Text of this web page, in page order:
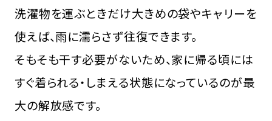
洗濯物を運ぶときだけ大きめの袋やキャリーを
使えば、雨に濡らさず往復できます。
そもそも干す必要がないため、家に帰る頃には
すぐ着られる・しまえる状態になっているのが最
大の解放感です。